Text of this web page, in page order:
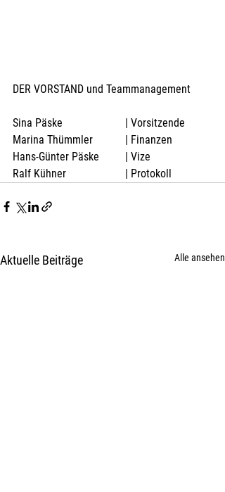
DER VORSTAND und Teammanagement
Sina Päske			| Vorsitzende
Marina Thümmler		| Finanzen
Hans-Günter Päske	| Vize
Ralf Kühner			| Protokoll
Aktuelle Beiträge Alle ansehen